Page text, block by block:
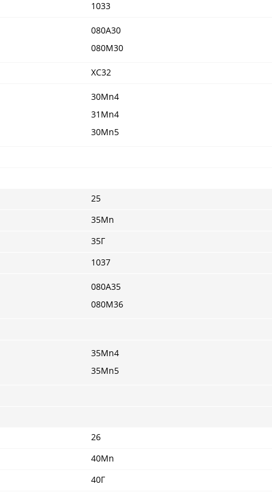
1033
080A30
080M30
XC32
30Mn4
31Mn4
30Mn5
25
35Mn
35Г
1037
080A35
080M36
35Mn4
35Mn5
26
40Mn
40Г